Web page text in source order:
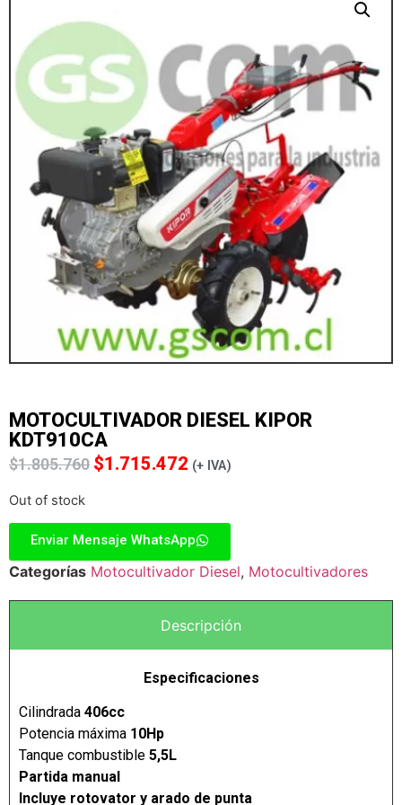
MOTOCULTIVADOR DIESEL KIPOR
KDT910CA
$1.805.760 $1.715.472 (+ IVA)
Out of stock
Enviar Mensaje WhatsApp
Categorías Motocultivador Diesel, Motocultivadores
Descripción
Especificaciones
Cilindrada 406cc
Potencia máxima 10Hp
Tanque combustible 5,5L
Partida manual
Incluye rotovator y arado de punta